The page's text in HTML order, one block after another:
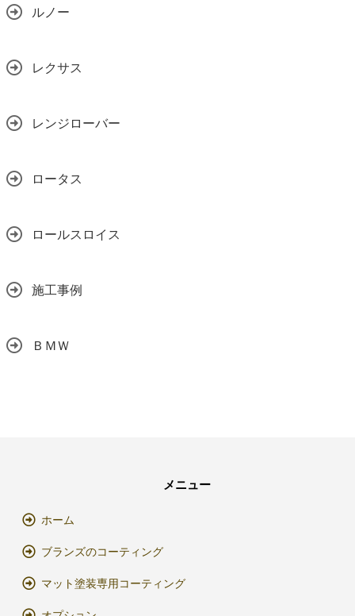
ルノー
レクサス
レンジローバー
ロータス
ロールスロイス
施工事例
ＢＭＷ
メニュー
ホーム
ブランズのコーティング
マット塗装専用コーティング